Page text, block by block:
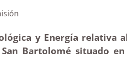
y Energía relativa
Bartolomé situado